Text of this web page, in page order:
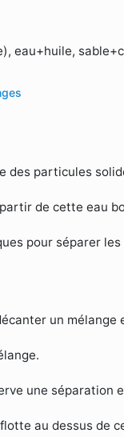
eau+huile,
des particules
de cette eau
pour séparer
un mélange
une séparation
au dessus de